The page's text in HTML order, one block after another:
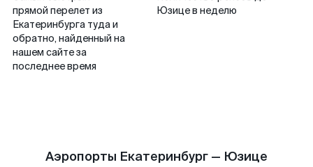
прямой перелет из
Екатеринбурга туда и
обратно, найденный на
нашем сайте за
последнее время
Юзице в неделю
Аэропорты Екатеринбург — Юзице